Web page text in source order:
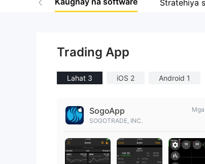
Stratehiya
Trading App
Lahat 3 iOS 2 Android 1
SogoApp
SOGOTRADE, INC.